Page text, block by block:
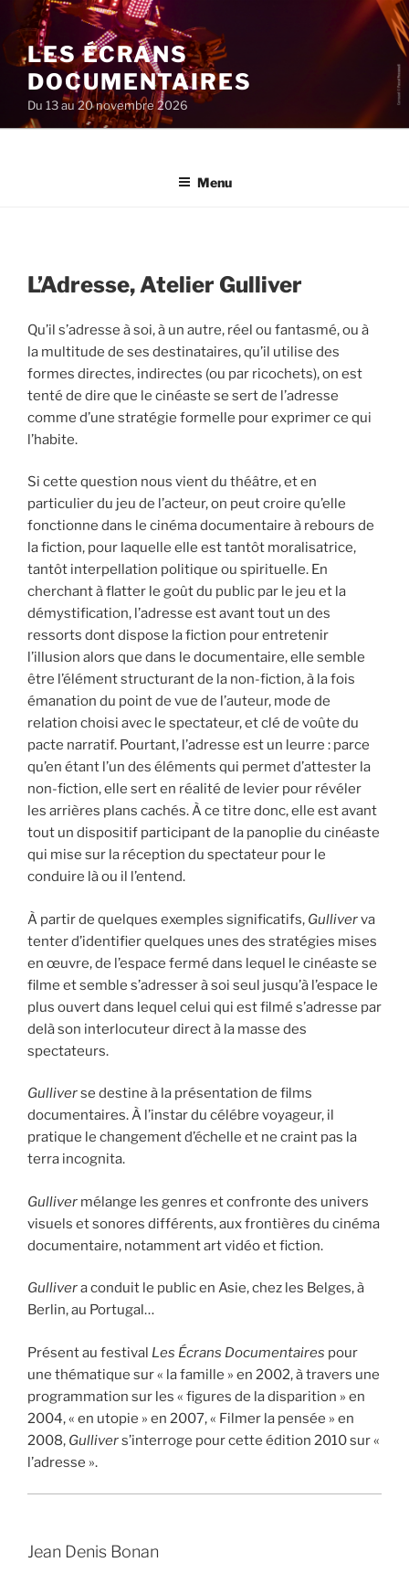
au
contenu
principal
LES ÉCRANS
DOCUMENTAIRES
Du 13 au 20 novembre 2026
Menu
L’Adresse, Atelier Gulliver
Qu’il s’adresse à soi, à un autre, réel ou fantasmé, ou à
la multitude de ses destinataires, qu’il utilise des
formes directes, indirectes (ou par ricochets), on est
tenté de dire que le cinéaste se sert de l’adresse
comme d’une stratégie formelle pour exprimer ce qui
l’habite.
Si cette question nous vient du théâtre, et en
particulier du jeu de l’acteur, on peut croire qu’elle
fonctionne dans le cinéma documentaire à rebours de
la fiction, pour laquelle elle est tantôt moralisatrice,
tantôt interpellation politique ou spirituelle. En
cherchant à flatter le goût du public par le jeu et la
démystification, l’adresse est avant tout un des
ressorts dont dispose la fiction pour entretenir
l’illusion alors que dans le documentaire, elle semble
être l’élément structurant de la non-fiction, à la fois
émanation du point de vue de l’auteur, mode de
relation choisi avec le spectateur, et clé de voûte du
pacte narratif. Pourtant, l’adresse est un leurre : parce
qu’en étant l’un des éléments qui permet d’attester la
non-fiction, elle sert en réalité de levier pour révéler
les arrières plans cachés. À ce titre donc, elle est avant
tout un dispositif participant de la panoplie du cinéaste
qui mise sur la réception du spectateur pour le
conduire là ou il l’entend.
À partir de quelques exemples significatifs, Gulliverva
tenter d’identifier quelques unes des stratégies mises
en œuvre, de l’espace fermé dans lequel le cinéaste se
filme et semble s’adresser à soi seul jusqu’à l’espace le
plus ouvert dans lequel celui qui est filmé s’adresse par
delà son interlocuteur direct à la masse des
spectateurs.
Gulliverse destine à la présentation de films
documentaires. À l’instar du célébre voyageur, il
pratique le changement d’échelle et ne craint pas la
terra incognita.
Gulliver mélange les genres et confronte des univers
visuels et sonores différents, aux frontières du cinéma
documentaire, notamment art vidéo et fiction.
Gullivera conduit le public en Asie, chez les Belges, à
Berlin, au Portugal…
Présent au festival Les Écrans Documentaires pour
une thématique sur « la famille » en 2002, à travers une
programmation sur les « figures de la disparition » en
2004, « en utopie » en 2007, « Filmer la pensée » en
2008, Gullivers’interroge pour cette édition 2010 sur «
l’adresse ».
Jean Denis Bonan